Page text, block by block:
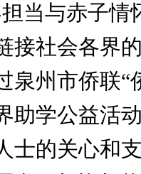
当与赤子情
接社会各界
泉州市侨联“
助学公益活
士的关心和